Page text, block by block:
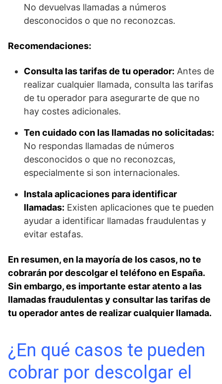
No devuelvas llamadas a números
desconocidos o que no reconozcas.
Recomendaciones:
Consulta las tarifas de tu operador: Antes de
realizar cualquier llamada, consulta las tarifas
de tu operador para asegurarte de que no
hay costes adicionales.
Ten cuidado con las llamadas no solicitadas:
No respondas llamadas de números
desconocidos o que no reconozcas,
especialmente si son internacionales.
Instala aplicaciones para identificar
llamadas: Existen aplicaciones que te pueden
ayudar a identificar llamadas fraudulentas y
evitar estafas.
En resumen, en la mayoría de los casos, no te
cobrarán por descolgar el teléfono en España.
Sin embargo, es importante estar atento a las
llamadas fraudulentas y consultar las tarifas de
tu operador antes de realizar cualquier llamada.
¿En qué casos te pueden
cobrar por descolgar el